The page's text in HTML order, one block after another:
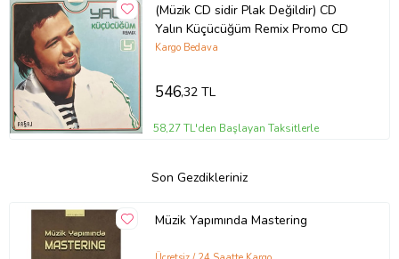
(Müzik CD sidir Plak Değildir) CD
Yalın Küçücüğüm Remix Promo CD
Kargo Bedava
546,32 TL
58,27 TL'den Başlayan Taksitlerle
Son Gezdikleriniz
Müzik Yapımında Mastering